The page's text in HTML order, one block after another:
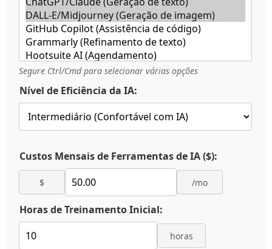
Segure Ctrl/Cmd para selecionar várias opções
Nível de Eficiência da IA:
Custos Mensais de Ferramentas de IA ($):
$ /mo
Horas de Treinamento Inicial:
horas